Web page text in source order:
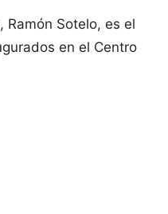
Ramón Sotelo, es el
en el Centro